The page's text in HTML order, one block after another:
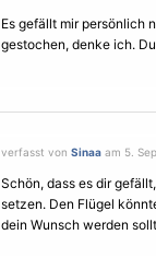
Es gefällt mir persönlich
gestochen, denke ich.
verfasst von Sinaa am 5.
Schön, dass es dir
setzen. Den Flügel
dein Wunsch werden